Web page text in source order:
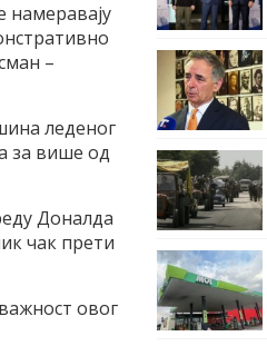
намеравају
–
леденог
за више од
Доналда
чак прети
овог